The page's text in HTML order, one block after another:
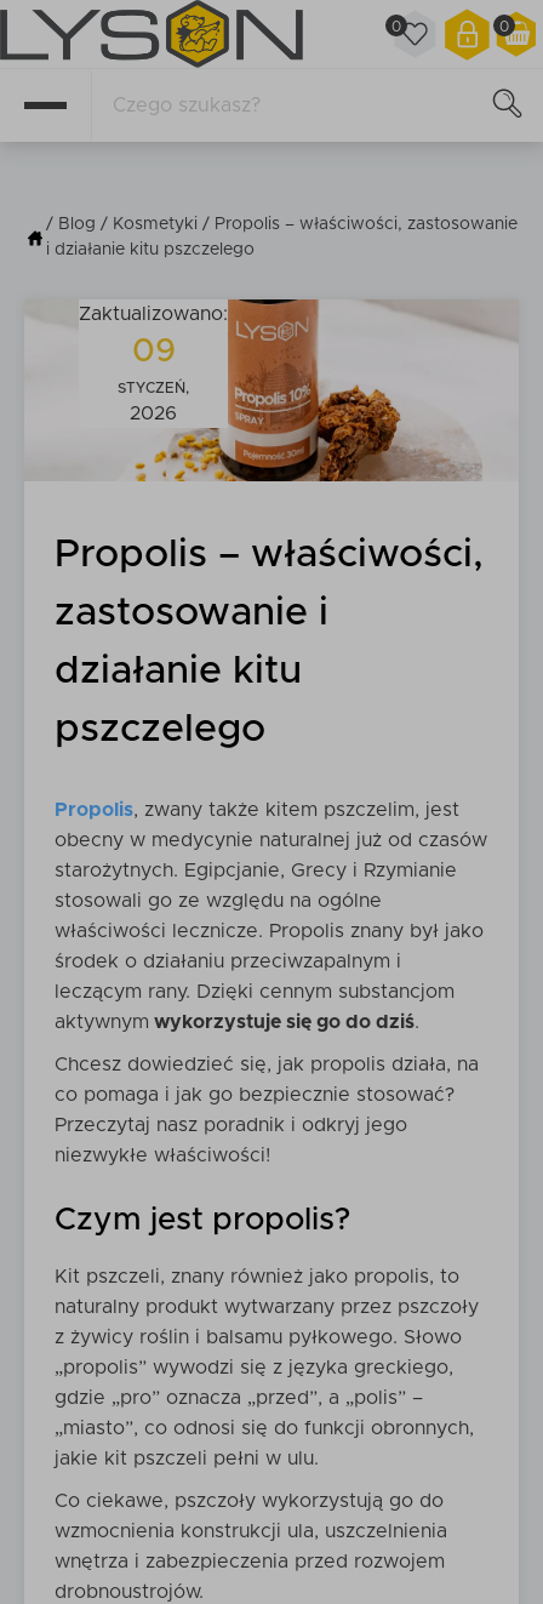
0
0
/ Blog / Kosmetyki / Propolis – właściwości, zastosowanie
i działanie kitu pszczelego
Zaktualizowano:
09
STYCZEŃ,
2026
Propolis – właściwości,
zastosowanie i
działanie kitu
pszczelego
Propolis, zwany także kitem pszczelim, jest
obecny w medycynie naturalnej już od czasów
starożytnych. Egipcjanie, Grecy i Rzymianie
stosowali go ze względu na ogólne
właściwości lecznicze. Propolis znany był jako
środek o działaniu przeciwzapalnym i
leczącym rany. Dzięki cennym substancjom
aktywnym wykorzystuje się go do dziś.
Chcesz dowiedzieć się, jak propolis działa, na
co pomaga i jak go bezpiecznie stosować?
Przeczytaj nasz poradnik i odkryj jego
niezwykłe właściwości!
Czym jest propolis?
Kit pszczeli, znany również jako propolis, to
naturalny produkt wytwarzany przez pszczoły
z żywicy roślin i balsamu pyłkowego. Słowo
„propolis” wywodzi się z języka greckiego,
gdzie „pro” oznacza „przed”, a „polis” –
„miasto”, co odnosi się do funkcji obronnych,
jakie kit pszczeli pełni w ulu.
Co ciekawe, pszczoły wykorzystują go do
wzmocnienia konstrukcji ula, uszczelnienia
wnętrza i zabezpieczenia przed rozwojem
drobnoustrojów.